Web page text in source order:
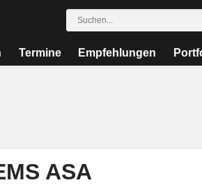
Termine Empfehlungen
ASA